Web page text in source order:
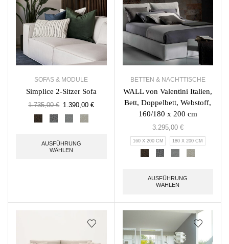
SOFAS & MODULE
Simplice 2-Sitzer Sofa
1.735,00€ 1.390,00€
AUSFÜHRUNG
WÄHLEN
BETTEN & NACHTTISCHE
WALL von Valentini Italien,
Bett, Doppelbett, Webstoff,
160/180 x 200 cm
3.295,00 €
160 X 200 CM 180 X 200 CM
AUSFÜHRUNG
WÄHLEN